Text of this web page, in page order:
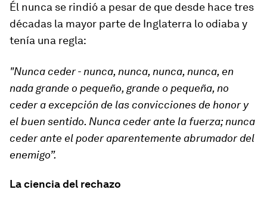
Él nunca se rindió a pesar de que desde hace tres
décadas la mayor parte de Inglaterra lo odiaba y
tenía una regla:
"Nunca ceder - nunca, nunca, nunca, nunca, en
nada grande o pequeño, grande o pequeña, no
ceder a excepción de las convicciones de honor y
el buen sentido. Nunca ceder ante la fuerza; nunca
ceder ante el poder aparentemente abrumador del
enemigo”.
La ciencia del rechazo